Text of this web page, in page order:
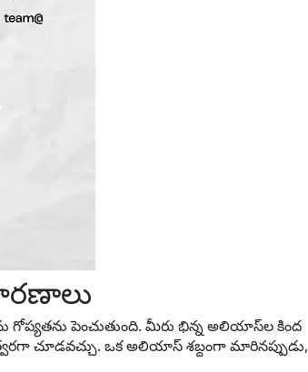
గోప్యతను పెంచుతుంది. మీరు భిన్న అలియాస్‌ల కింద
చూడవచ్చు. ఒక అలియాస్ శబ్దంగా మారినప్పుడు,